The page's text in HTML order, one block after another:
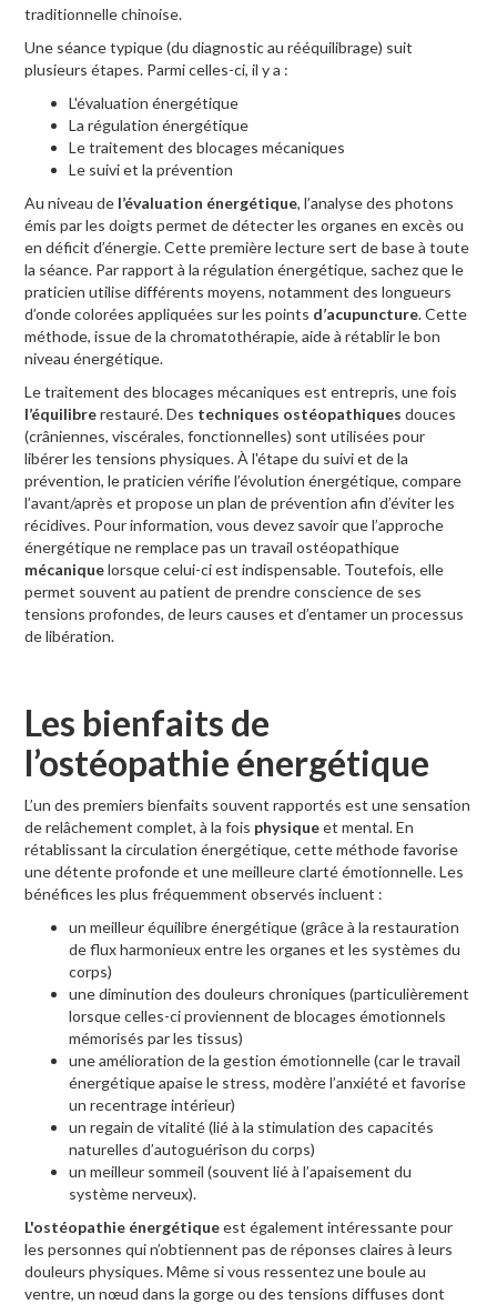
traditionnelle chinoise.
Une séance typique (du diagnostic au rééquilibrage) suit
plusieurs étapes. Parmi celles-ci, il y a :
L'évaluation énergétique
La régulation énergétique
Le traitement des blocages mécaniques
Le suivi et la prévention
Au niveau de l’évaluation énergétique, l’analyse des photons
émis par les doigts permet de détecter les organes en excès ou
en déficit d’énergie. Cette première lecture sert de base à toute
la séance. Par rapport à la régulation énergétique, sachez que le
praticien utilise différents moyens, notamment des longueurs
d’onde colorées appliquées sur les points d’acupuncture. Cette
méthode, issue de la chromatothérapie, aide à rétablir le bon
niveau énergétique.
Le traitement des blocages mécaniques est entrepris, une fois
l’équilibrerestauré. Des techniques ostéopathiques douces
(crâniennes, viscérales, fonctionnelles) sont utilisées pour
libérer les tensions physiques. À l'étape du suivi et de la
prévention, le praticien vérifie l’évolution énergétique, compare
l’avant/après et propose un plan de prévention afin d’éviter les
récidives. Pour information, vous devez savoir que l’approche
énergétique ne remplace pas un travail ostéopathique
mécaniquelorsque celui-ci est indispensable. Toutefois, elle
permet souvent au patient de prendre conscience de ses
tensions profondes, de leurs causes et d’entamer un processus
de libération.
Les bienfaits de
l’ostéopathie énergétique
L’un des premiers bienfaits souvent rapportés est une sensation
de relâchement complet, à la fois physiqueet mental. En
rétablissant la circulation énergétique, cette méthode favorise
une détente profonde et une meilleure clarté émotionnelle. Les
bénéfices les plus fréquemment observés incluent :
un meilleur équilibre énergétique (grâce à la restauration
de flux harmonieux entre les organes et les systèmes du
corps)
une diminution des douleurs chroniques (particulièrement
lorsque celles-ci proviennent de blocages émotionnels
mémorisés par les tissus)
une amélioration de la gestion émotionnelle (car le travail
énergétique apaise le stress, modère l’anxiété et favorise
un recentrage intérieur)
un regain de vitalité (lié à la stimulation des capacités
naturelles d’autoguérison du corps)
un meilleur sommeil (souvent lié à l’apaisement du
système nerveux).
L'ostéopathie énergétiqueest également intéressante pour
les personnes qui n’obtiennent pas de réponses claires à leurs
douleurs physiques. Même si vous ressentez une boule au
ventre, un nœud dans la gorge ou des tensions diffuses dont